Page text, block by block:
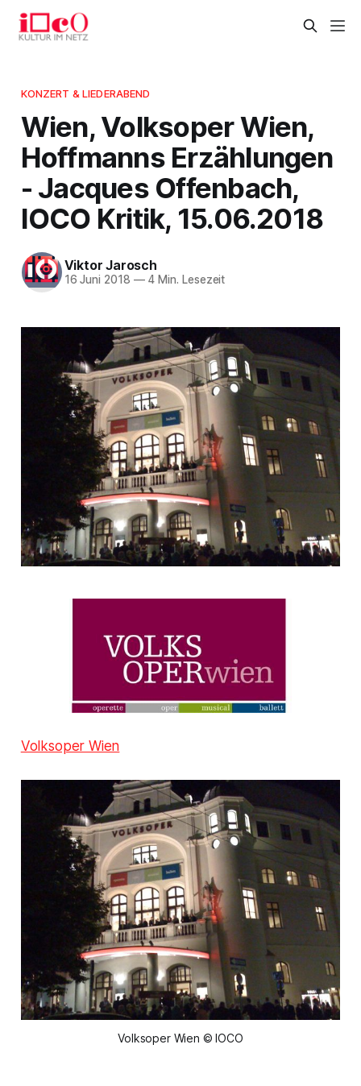
KONZERT & LIEDERABEND
Wien, Volksoper Wien,
Hoffmanns Erzählungen
- Jacques Offenbach,
IOCO Kritik, 15.06.2018
Viktor Jarosch
16 Juni 2018 —4 Min. Lesezeit
Volksoper Wien
Volksoper Wien © IOCO